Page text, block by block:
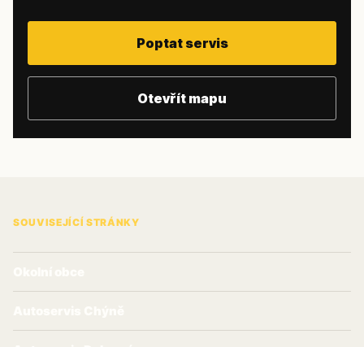
Poptat servis
Otevřít mapu
SOUVISEJÍCÍ STRÁNKY